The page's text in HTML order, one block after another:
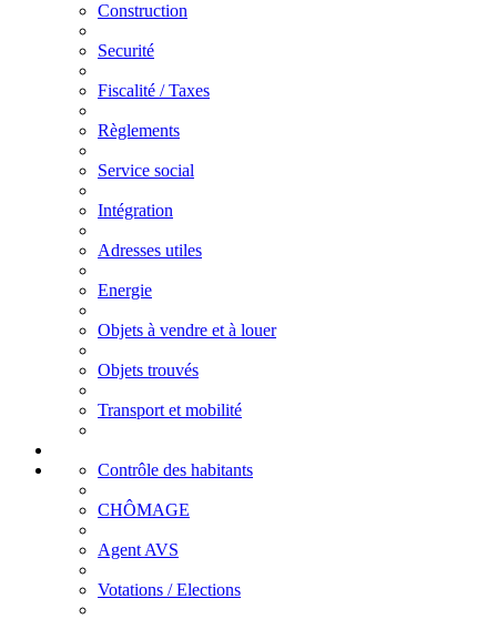
Construction
Securité
Fiscalité / Taxes
Règlements
Service social
Intégration
Adresses utiles
Energie
Objets à vendre et à louer
Objets trouvés
Transport et mobilité
Contrôle des habitants
CHÔMAGE
Agent AVS
Votations / Elections